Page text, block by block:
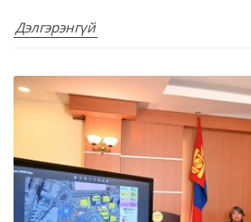
Дэлгэрэнгүй